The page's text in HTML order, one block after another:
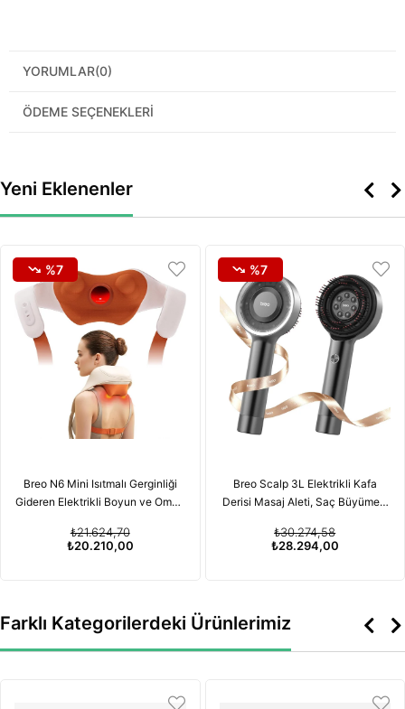
YORUMLAR(0)
ÖDEME SEÇENEKLERI
Yeni Eklenenler
Breo N6 Mini Isıtmalı Gerginliği
Gideren Elektrikli Boyun ve Omuz
₺20.210,00
₺21.624,70
%7
Breo Scalp 3L Elektrikli Kafa
Derisi Masaj Aleti, Saç Büyümesi
Özelliğiyle
₺28.294,00
₺30.274,58
%7
Farklı Kategorilerdeki Ürünlerimiz